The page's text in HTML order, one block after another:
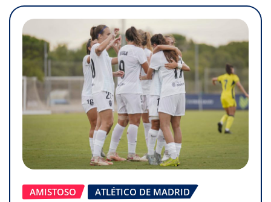
AMISTOSO
ATLÉTICO DE MADRID